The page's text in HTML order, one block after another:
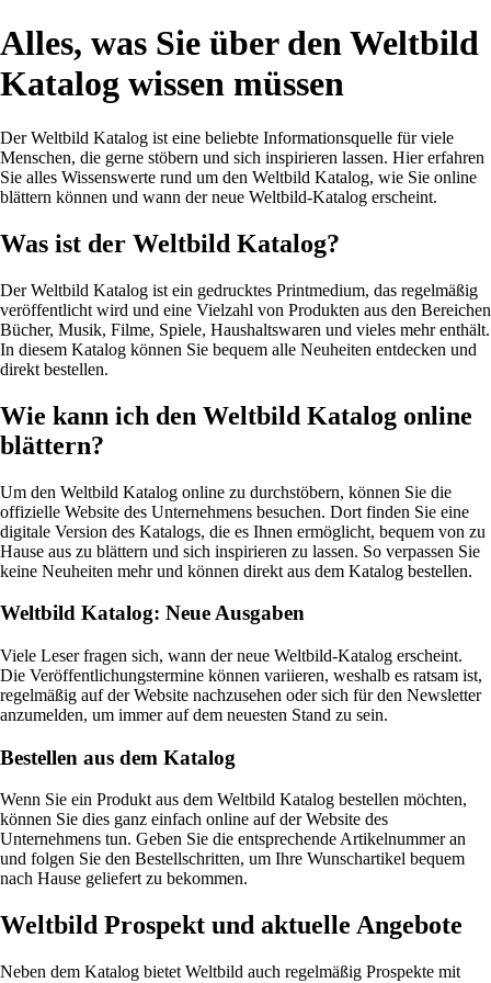
Alles, was Sie über den Weltbild
Katalog wissen müssen
Der Weltbild Katalog ist eine beliebte Informationsquelle für viele
Menschen, die gerne stöbern und sich inspirieren lassen. Hier erfahren
Sie alles Wissenswerte rund um den Weltbild Katalog, wie Sie online
blättern können und wann der neue Weltbild-Katalog erscheint.
Was ist der Weltbild Katalog?
Der Weltbild Katalog ist ein gedrucktes Printmedium, das regelmäßig
veröffentlicht wird und eine Vielzahl von Produkten aus den Bereichen
Bücher, Musik, Filme, Spiele, Haushaltswaren und vieles mehr enthält.
In diesem Katalog können Sie bequem alle Neuheiten entdecken und
direkt bestellen.
Wie kann ich den Weltbild Katalog online
blättern?
Um den Weltbild Katalog online zu durchstöbern, können Sie die
offizielle Website des Unternehmens besuchen. Dort finden Sie eine
digitale Version des Katalogs, die es Ihnen ermöglicht, bequem von zu
Hause aus zu blättern und sich inspirieren zu lassen. So verpassen Sie
keine Neuheiten mehr und können direkt aus dem Katalog bestellen.
Weltbild Katalog: Neue Ausgaben
Viele Leser fragen sich, wann der neue Weltbild-Katalog erscheint.
Die Veröffentlichungstermine können variieren, weshalb es ratsam ist,
regelmäßig auf der Website nachzusehen oder sich für den Newsletter
anzumelden, um immer auf dem neuesten Stand zu sein.
Bestellen aus dem Katalog
Wenn Sie ein Produkt aus dem Weltbild Katalog bestellen möchten,
können Sie dies ganz einfach online auf der Website des
Unternehmens tun. Geben Sie die entsprechende Artikelnummer an
und folgen Sie den Bestellschritten, um Ihre Wunschartikel bequem
nach Hause geliefert zu bekommen.
Weltbild Prospekt und aktuelle Angebote
Neben dem Katalog bietet Weltbild auch regelmäßig Prospekte mit